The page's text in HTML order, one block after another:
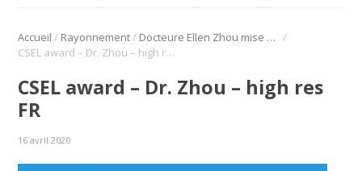
Accueil / Rayonnement/ Docteure Ellen Zhou mise à l’honneur par Vaincre la Cécité Canada (Fighting Blindness Canada) /
CSEL award – Dr. Zhou – high res FR
CSEL award – Dr. Zhou – high res
FR
16 avril 2020